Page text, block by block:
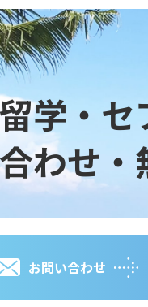
学・
わせ
お問い合わせ